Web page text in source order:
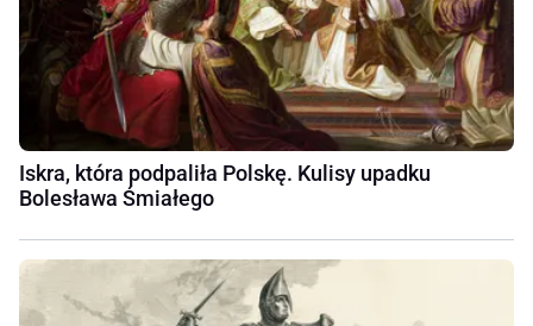
Iskra, która podpaliła Polskę. Kulisy upadku
Bolesława Śmiałego